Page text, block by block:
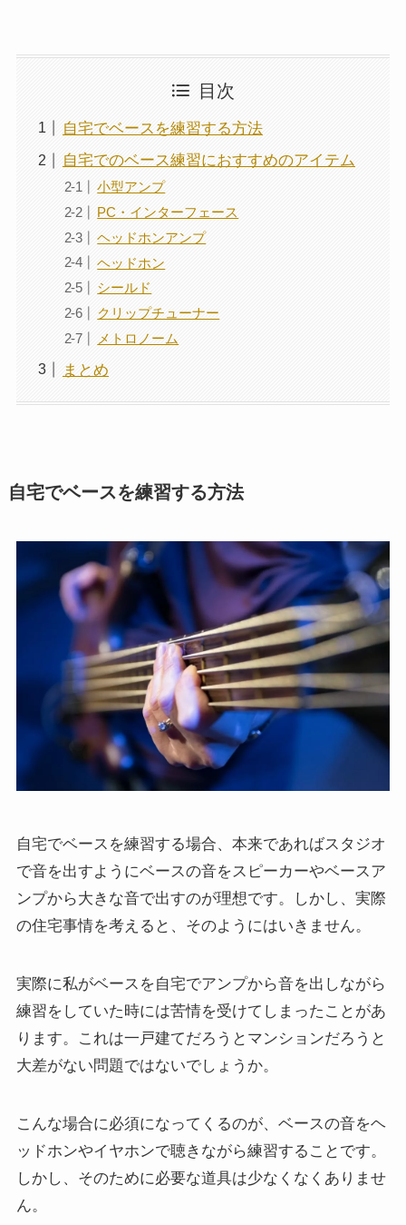
目次
自宅でベースを練習する方法
自宅でのベース練習におすすめのアイテム
小型アンプ
PC・インターフェース
ヘッドホンアンプ
ヘッドホン
シールド
クリップチューナー
メトロノーム
まとめ
自宅でベースを練習する方法
自宅でベースを練習する場合、本来であればスタジオ
で音を出すようにベースの音をスピーカーやベースア
ンプから大きな音で出すのが理想です。しかし、実際
の住宅事情を考えると、そのようにはいきません。
実際に私がベースを自宅でアンプから音を出しながら
練習をしていた時には苦情を受けてしまったことがあ
ります。これは一戸建てだろうとマンションだろうと
大差がない問題ではないでしょうか。
こんな場合に必須になってくるのが、ベースの音をヘ
ッドホンやイヤホンで聴きながら練習することです。
しかし、そのために必要な道具は少なくなくありませ
ん。